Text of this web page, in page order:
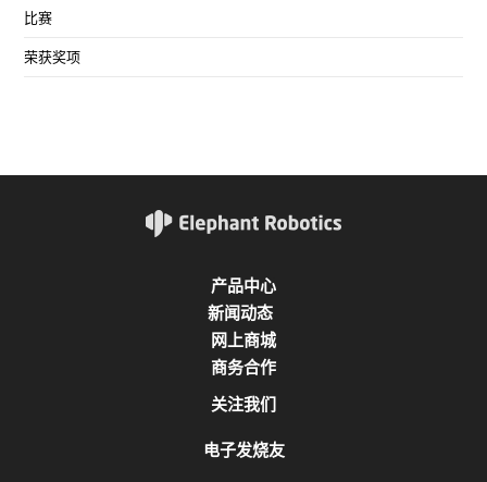
比赛
荣获奖项
产品中心
新闻动态
网上商城
商务合作
关注我们
电子发烧友